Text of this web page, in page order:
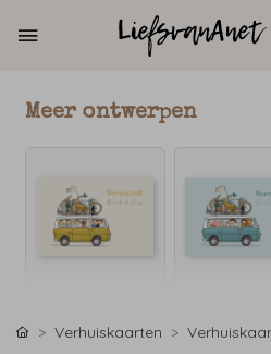
Meer ontwerpen
Verhuiskaarten